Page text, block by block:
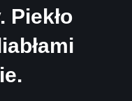
Piekło